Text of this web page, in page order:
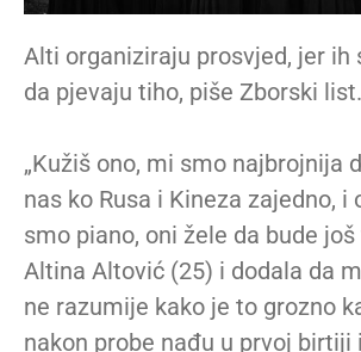
Alti organiziraju prosvjed, jer ih
da pjevaju tiho, piše Zborski list.
„Kužiš ono, mi smo najbrojnija
nas ko Rusa i Kineza zajedno, i
smo piano, oni žele da bude još
Altina Altović (25) i dodala da
ne razumije kako je to grozno
nakon probe nađu u prvoj birtiji